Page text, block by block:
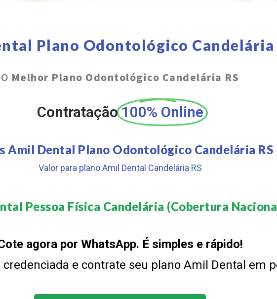
Plano Odontológico Candelária
O Melhor Plano Odontológico Candelária RS
Contratação 100% Online
Amil Dental Plano Odontológico Candelária RS
Valor para plano Amil Dental Candelária RS
Pessoa Física Candelária (Cobertura
agora por WhatsApp. É simples e rápido!
credenciada e contrate seu plano Amil Dental em